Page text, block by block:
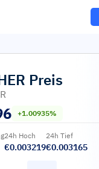
Preis
+1.00935%
24h Hoch
€0.003219
24h Tief
€0.003165